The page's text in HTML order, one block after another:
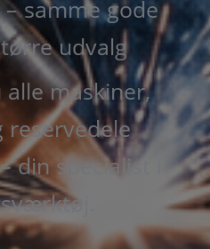
samme gode
udvalg
maskiner,
din specialist i